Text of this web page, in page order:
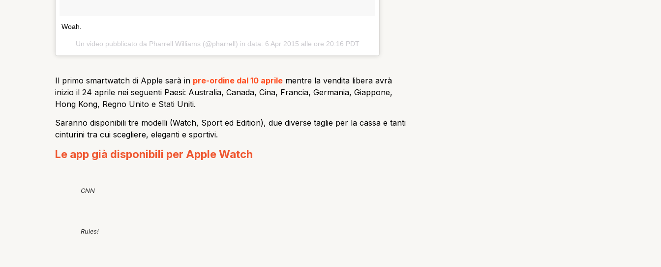
Woah.
Un video pubblicato da Pharrell Williams (@pharrell) in data: 6 Apr 2015 alle ore 20:16 PDT
Il primo smartwatch di Apple sarà in pre-ordine dal 10 aprile mentre la vendita libera avrà
inizio il 24 aprile nei seguenti Paesi: Australia, Canada, Cina, Francia, Germania, Giappone,
Hong Kong, Regno Unito e Stati Uniti.
Saranno disponibili tre modelli (Watch, Sport ed Edition), due diverse taglie per la cassa e tanti
cinturini tra cui scegliere, eleganti e sportivi.
Le app già disponibili per Apple Watch
CNN
Rules!